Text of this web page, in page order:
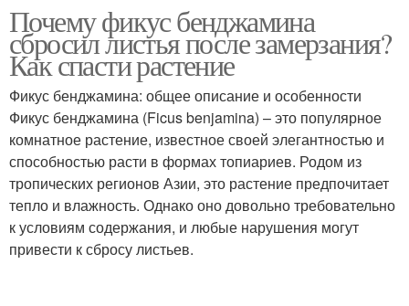
Каучуконосный фикус Земля для фикуса
Почему фикус бенджамина
сбросил листья после замерзания?
Как спасти растение
Фикус бенджамина: общее описание и особенности
Фикус бенджамина (Ficus benjamina) – это популярное
комнатное растение, известное своей элегантностью и
способностью расти в формах топиариев. Родом из
тропических регионов Азии, это растение предпочитает
тепло и влажность. Однако оно довольно требовательно
к условиям содержания, и любые нарушения могут
привести к сбросу листьев.